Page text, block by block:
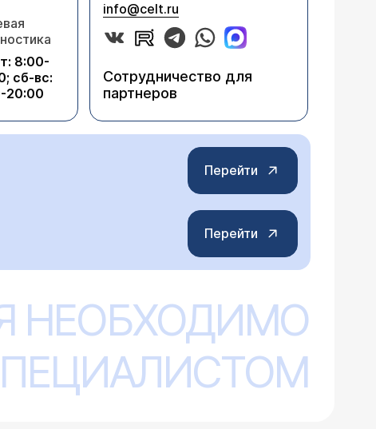
8:00-
сб-вс:
20:00
info@celt.ru
Сотрудничество для
партнеров
Перейти
Перейти
НЕОБХОДИМО